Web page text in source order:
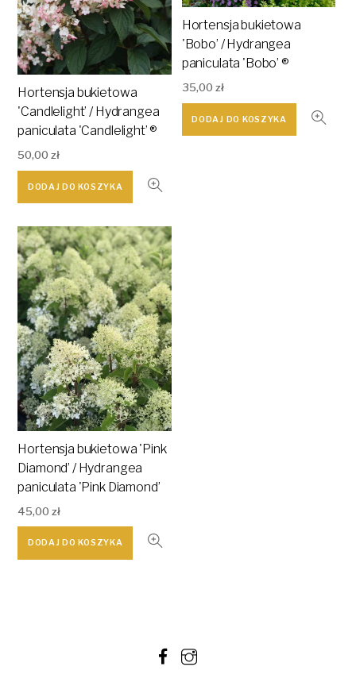
Hortensja bukietowa
'Candlelight’ / Hydrangea
paniculata 'Candlelight’ ®
50,00zł
DODAJ DO KOSZYKA
Hortensja bukietowa
'Bobo’ / Hydrangea
paniculata 'Bobo’ ®
35,00 zł
DODAJ DO KOSZYKA
Hortensja bukietowa 'Pink
Diamond’ / Hydrangea
paniculata 'Pink Diamond’
45,00zł
DODAJ DO KOSZYKA